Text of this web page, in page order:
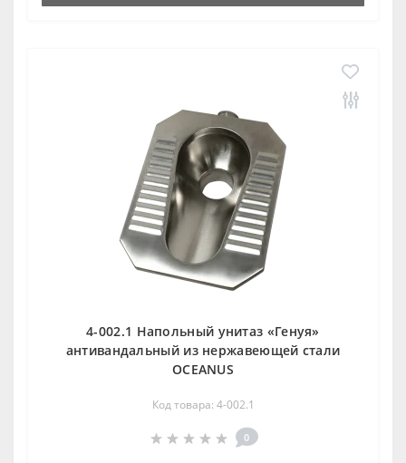
4-002.1 Напольный унитаз «Генуя»
антивандальный из нержавеющей стали
OCEANUS
Код товара: 4-002.1
0